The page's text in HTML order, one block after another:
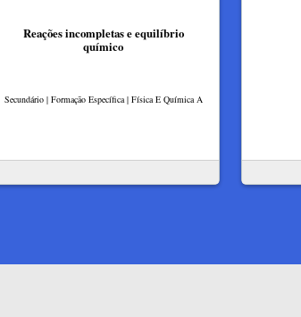
Reações incompletas e equilíbrio
químico
Secundário | Formação Específica | Física E Química A